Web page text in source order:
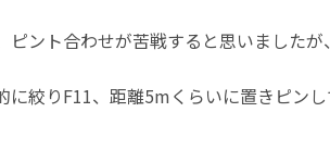
ント合わせが苦戦すると思いましたが
に絞りF11、距離5mくらいに置きピン